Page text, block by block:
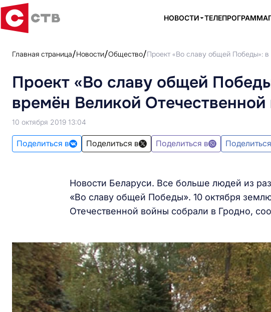
НОВОСТИ ТЕЛЕПРОГРАММА
Главная страница Новости Общество Проект «Во славу общей Победы»:
Проект «Во славу общей
времён Великой
10 октября 2019 13:04
Поделиться в Поделиться в Поделиться в
Новости Беларуси. Все больше людей из
«Во славу общей Победы». 10 октября
Отечественной войны собрали в Гродно,